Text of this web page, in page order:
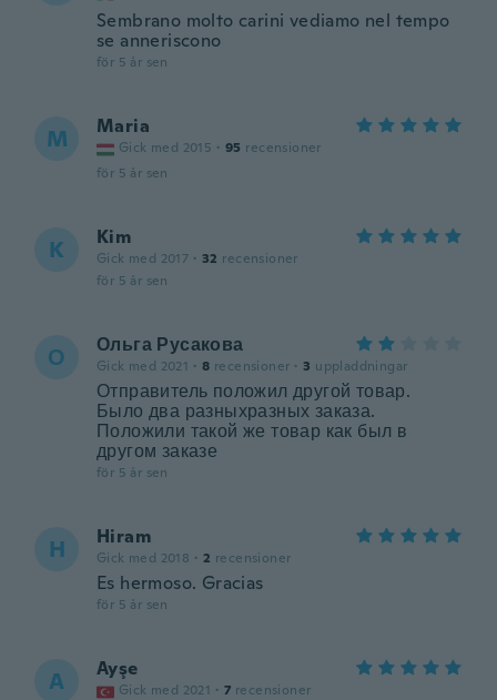
Sembrano molto carini vediamo nel tempo
se anneriscono
för 5 år sen
M Maria
Gick med 2015 · 95 recensioner
för 5 år sen
K Kim
Gick med 2017 · 32 recensioner
för 5 år sen
О Ольга Русакова
Gick med 2021 · 8 recensioner · 3 uppladdningar
Отправитель положил другой товар.
Было два разныхразных заказа.
Положили такой же товар как был в
другом заказе
för 5 år sen
H Hiram
Gick med 2018 · 2 recensioner
Es hermoso. Gracias
för 5 år sen
A Ayşe
Gick med 2021 · 7 recensioner